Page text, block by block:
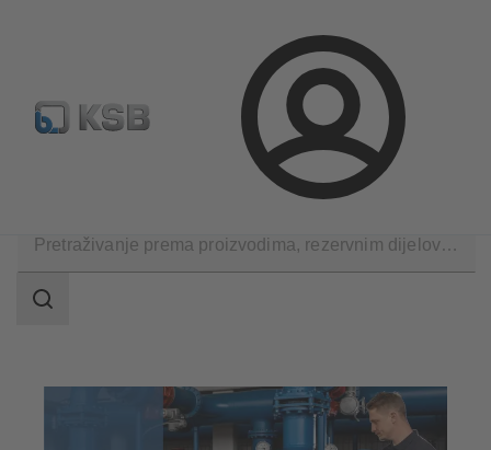
Prijava
Konfiguriraj proizvod Rezervni dijelovi – standardna
Alati za analizu
pretraživanja
Raspon